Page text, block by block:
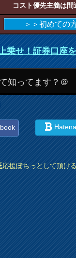
コスト優先主義は間
＞＞初めての
乗せ！証券口座
知ってます？＠
Hatena
応援ぽちっとして頂け